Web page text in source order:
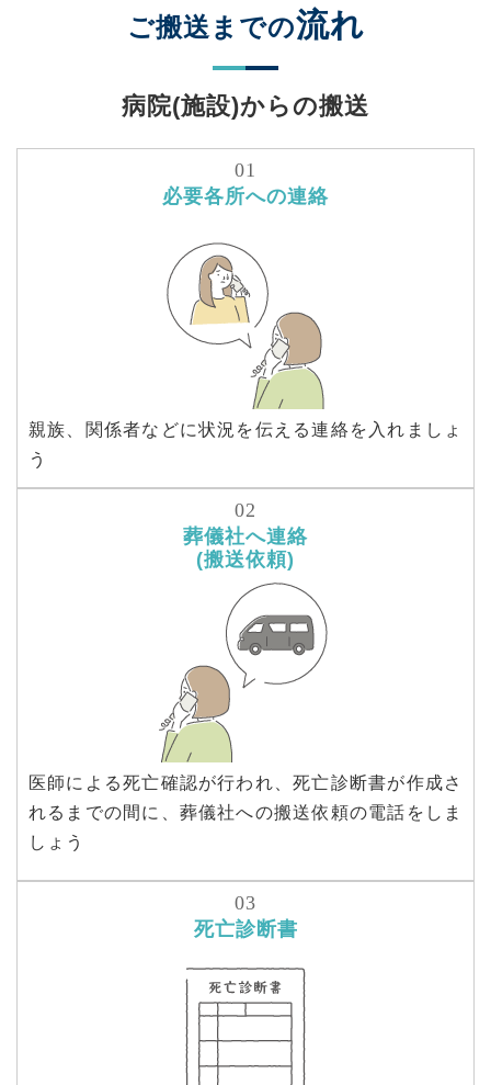
ご搬送までの流れ
病院(施設)からの搬送
必要各所への連絡
親族、関係者などに状況を伝える連絡を入れましょ
う
葬儀社へ連絡
(搬送依頼)
医師による死亡確認が行われ、死亡診断書が作成さ
れるまでの間に、葬儀社への搬送依頼の電話をしま
しょう
死亡診断書